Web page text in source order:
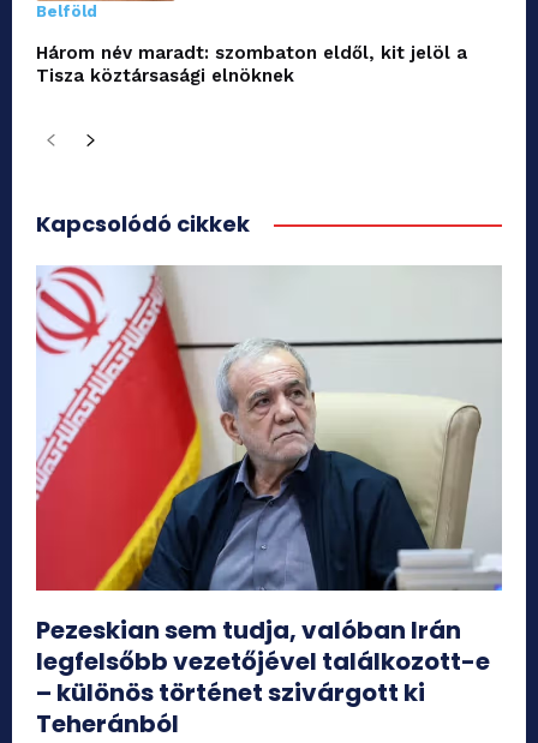
Belföld
Három név maradt: szombaton eldől, kit jelöl a
Tisza köztársasági elnöknek
Kapcsolódó cikkek
Pezeskian sem tudja, valóban Irán
legfelsőbb vezetőjével találkozott-e
– különös történet szivárgott ki
Teheránból